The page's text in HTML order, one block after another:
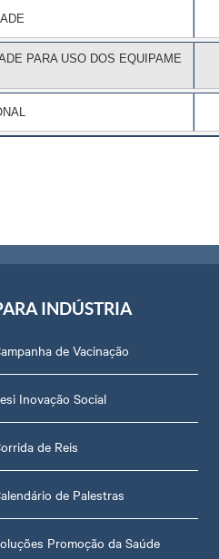
PARA USO DOS EQUIPAME
INDÚSTRIA
de Vacinação
Inovação Social
de Reis
de Palestras
Promoção da Saúde